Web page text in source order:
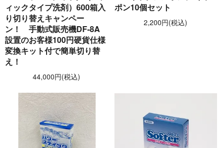
ィックタイプ洗剤）600箱入
り切り替えキャンペー
ン！ 手動式販売機DF-8A
設置のお客様100円硬貨仕様
変換キット付で簡単切り替
え！
44,000円(税込)
ポン10個セット
2,200円(税込)